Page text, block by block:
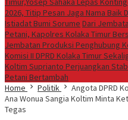
2026, Titip Pesan Jaga Nama Baik
Istiadat Bumi Sorume Dari
Petani, Kapolres Kolaka Timur
Jembatan Produksi Penghubung
Komisi II DPRD Kolaka Timur
Koltim Suprianto Perjuangkan
Petani Bertambah
Home
Politik
Angota DPRD
Ana Wonua Sangia Koltim Minta
Tegas